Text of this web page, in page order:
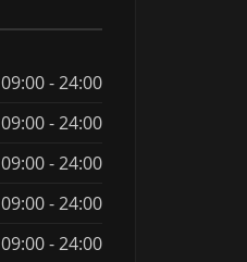
09:00 - 24:00
09:00 - 24:00
09:00 - 24:00
09:00 - 24:00
09:00 - 24:00